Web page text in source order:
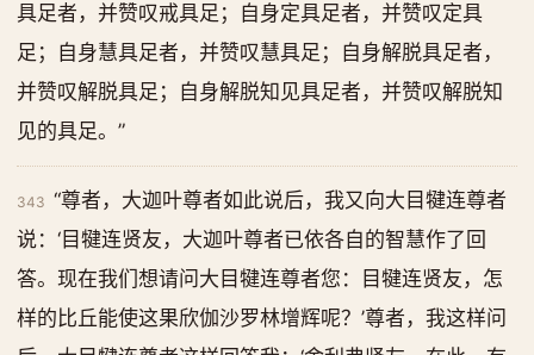
具足者，并赞叹戒具足；自身定具足者，并赞叹定具
足；自身慧具足者，并赞叹慧具足；自身解脱具足者，
并赞叹解脱具足；自身解脱知见具足者，并赞叹解脱知
见的具足。”
343 “尊者，大迦叶尊者如此说后，我又向大目犍连尊者
说：‘目犍连贤友，大迦叶尊者已依各自的智慧作了回
答。现在我们想请问大目犍连尊者您：目犍连贤友，怎
样的比丘能使这果欣伽沙罗林增辉呢？’尊者，我这样问